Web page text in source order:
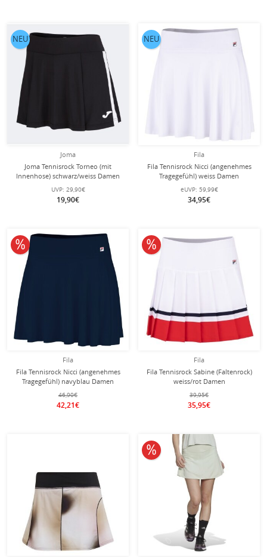
Joma
Joma Tennisrock Torneo (mit
Innenhose) schwarz/weiss Damen
UVP: 29,90€
19,90€
NEU
Fila
Fila Tennisrock Nicci (angenehmes
Tragegefühl) weiss Damen
eUVP: 59,99€
34,95€
NEU
Fila
Fila Tennisrock Nicci (angenehmes
Tragegefühl) navyblau Damen
46,90€
42,21€
10% reduziert
Fila
Fila Tennisrock Sabine (Faltenrock)
weiss/rot Damen
39,95€
35,95€
10% reduziert
10% reduziert